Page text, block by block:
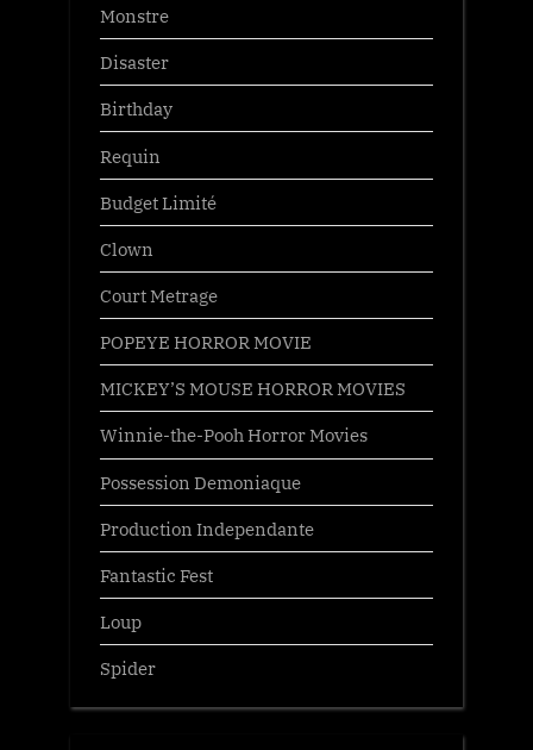
Monstre
Disaster
Birthday
Requin
Budget Limité
Clown
Court Metrage
POPEYE HORROR MOVIE
MICKEY’S MOUSE HORROR MOVIES
Winnie-the-Pooh Horror Movies
Possession Demoniaque
Production Independante
Fantastic Fest
Loup
Spider